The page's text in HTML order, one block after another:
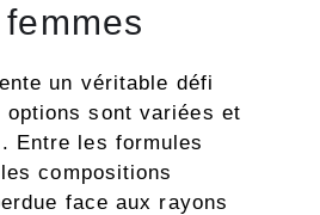
un véritable défi
options sont variées et
Entre les formules
compositions
face aux rayons